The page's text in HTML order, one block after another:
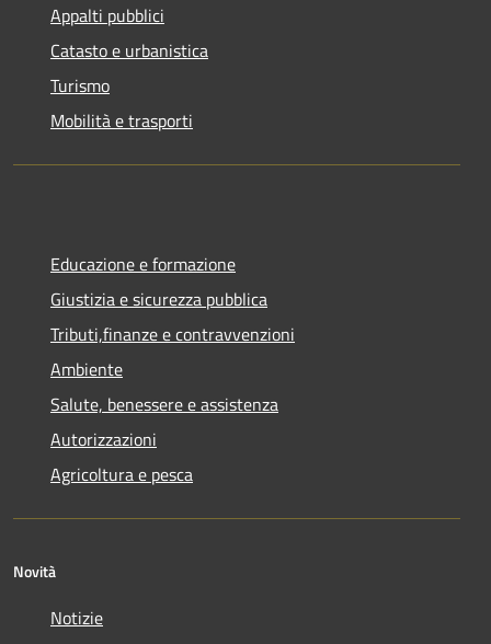
Appalti pubblici
Catasto e urbanistica
Turismo
Mobilità e trasporti
Educazione e formazione
Giustizia e sicurezza pubblica
Tributi,finanze e contravvenzioni
Ambiente
Salute, benessere e assistenza
Autorizzazioni
Agricoltura e pesca
Novità
Notizie